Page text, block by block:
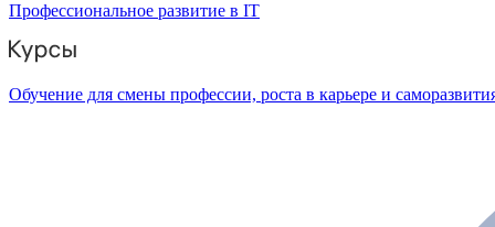
Профессиональное развитие в IT
Обучение для смены профессии, роста в карьере и